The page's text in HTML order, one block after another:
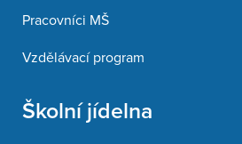
Pracovníci MŠ
Vzdělávací program
Školní jídelna